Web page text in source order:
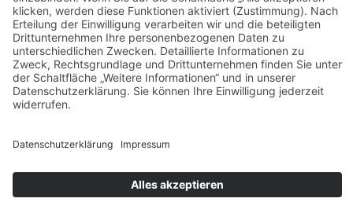
vorbehalten. *Preisangaben inkl. gesetzl. MwSt. und zzgl.
Versandkosten.